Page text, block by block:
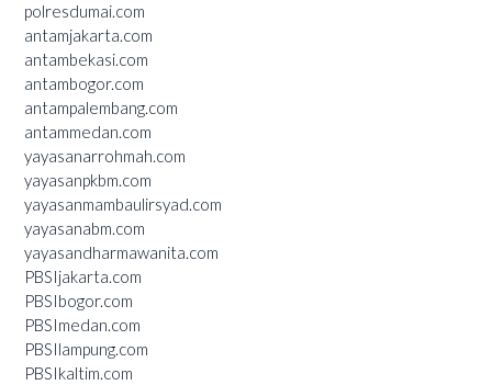
polresdumai.com
antamjakarta.com
antambekasi.com
antambogor.com
antampalembang.com
antammedan.com
yayasanarrohmah.com
yayasanpkbm.com
yayasanmambaulirsyad.com
yayasanabm.com
yayasandharmawanita.com
PBSIjakarta.com
PBSIbogor.com
PBSImedan.com
PBSIlampung.com
PBSIkaltim.com